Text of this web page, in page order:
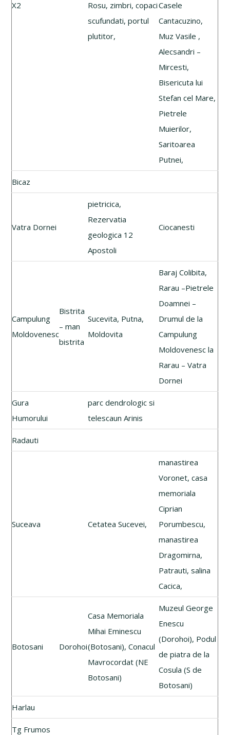
X2
Rosu, zimbri, copaci
scufundati, portul
plutitor,
Casele
Cantacuzino,
Muz Vasile ,
Alecsandri –
Mircesti,
Bisericuta lui
Stefan cel Mare,
Pietrele
Muierilor,
Saritoarea
Putnei,
Bicaz
Vatra Dornei
pietricica,
Rezervatia
geologica 12
Apostoli
Ciocanesti
Campulung
Moldovenesc
Bistrita
– man
bistrita
Sucevita, Putna,
Moldovita
Baraj Colibita,
Rarau –Pietrele
Doamnei –
Drumul de la
Campulung
Moldovenesc la
Rarau – Vatra
Dornei
Gura
Humorului
parc dendrologic si
telescaun Arinis
Radauti
Suceava Cetatea Sucevei,
manastirea
Voronet, casa
memoriala
Ciprian
Porumbescu,
manastirea
Dragomirna,
Patrauti, salina
Cacica,
Botosani Dorohoi
Casa Memoriala
Mihai Eminescu
(Botosani), Conacul
Mavrocordat (NE
Botosani)
Muzeul George
Enescu
(Dorohoi), Podul
de piatra de la
Cosula (S de
Botosani)
Harlau
Tg Frumos